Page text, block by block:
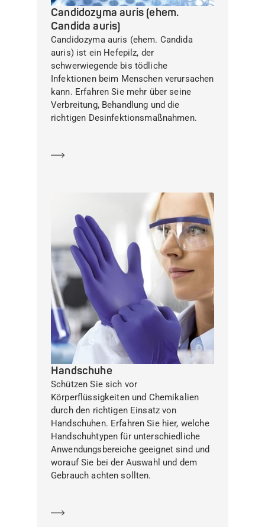
Candidozyma auris (ehem.
Candida auris)
Candidozyma auris (ehem. Candida
auris) ist ein Hefepilz, der
schwerwiegende bis tödliche
Infektionen beim Menschen verursachen
kann. Erfahren Sie mehr über seine
Verbreitung, Behandlung und die
richtigen Desinfektionsmaßnahmen.
Handschuhe
Schützen Sie sich vor
Körperflüssigkeiten und Chemikalien
durch den richtigen Einsatz von
Handschuhen. Erfahren Sie hier, welche
Handschuhtypen für unterschiedliche
Anwendungsbereiche geeignet sind und
worauf Sie bei der Auswahl und dem
Gebrauch achten sollten.